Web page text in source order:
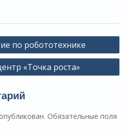
по робототехнике
«Точка роста»
Обязательные поля